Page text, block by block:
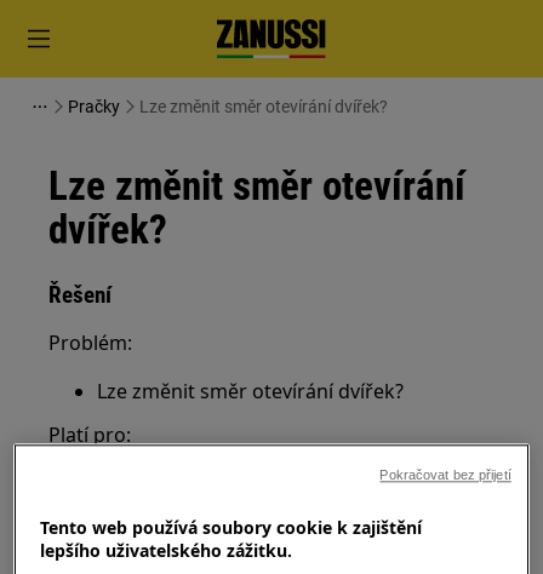
Pračky Lze změnit směr otevírání dvířek?
Lze změnit směr otevírání
dvířek?
Řešení
Problém:
Lze změnit směr otevírání dvířek?
Platí pro:
Pračka s předním plněním (integrovaná
Řešení:
Tento web používá soubory cookie k zajištění
lepšího uživatelského zážitku.
Pokračovat bez přijetí